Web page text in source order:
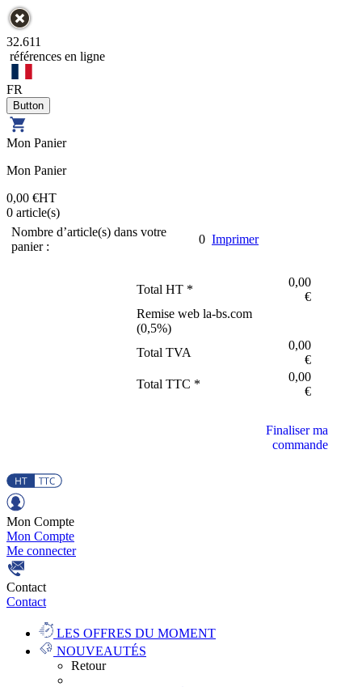
32.611
références en ligne
FR
Mon Panier
Mon Panier
0,00 €HT
0 article(s)
Nombre d’article(s) dans votre
panier :
0 Imprimer
Total HT *
0,00
€
Remise web la-bs.com
(0,5%)
Total TVA
0,00
€
Total TTC *
0,00
€
Finaliser ma
commande
Mon Compte
Mon Compte
Me connecter
Contact
Contact
LES OFFRES DU MOMENT
NOUVEAUTÉS
Retour